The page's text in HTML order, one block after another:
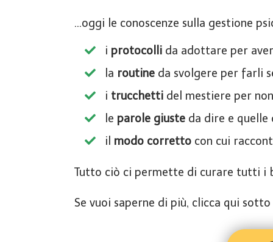
...oggi le conoscenze sulla gestione
i protocolli da adottare per
la routine da svolgere per farli
i trucchetti del mestiere per
​le parole giuste da dire e quelle
​il modo corretto con cui
Tutto ciò ci permette di curare tutti i
Se vuoi saperne di più, clicca qui